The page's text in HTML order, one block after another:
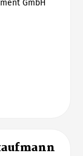
GmbH